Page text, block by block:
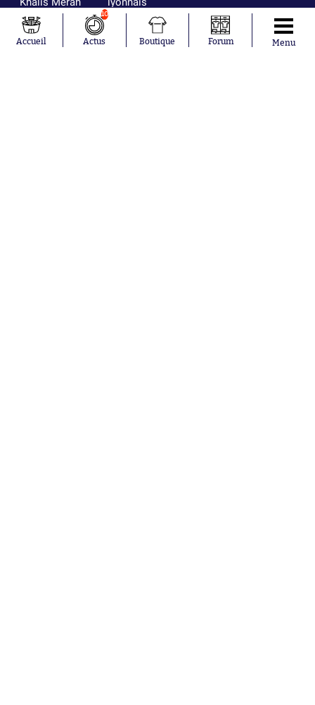
Loïs Openda
Moussa
Niakhaté
FIFA
Real Madrid
RC Strasbourg
Accueil
10
Actus Boutique Forum Menu